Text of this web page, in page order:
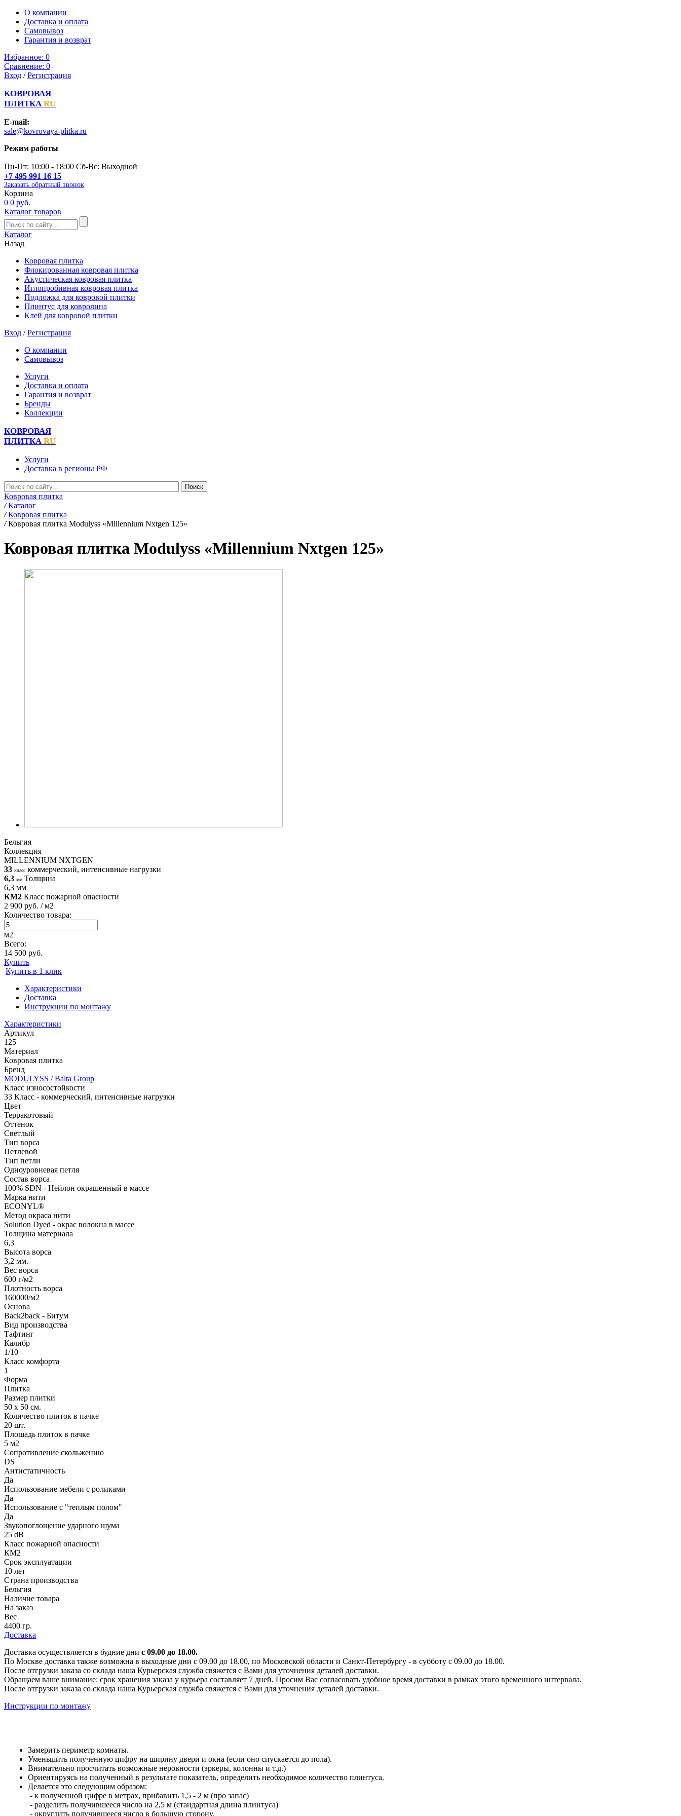
О компании
Доставка и оплата
Самовывоз
Гарантия и возврат
Избранное: 0
Сравнение: 0
Вход /Регистрация
КОВРОВАЯ
ПЛИТКА RU
E-mail:
sale@kovrovaya-plitka.ru
Режим работы
Пн-Пт: 10:00 - 18:00 Сб-Вс: Выходной
+7 495 991 16 15
Заказать обратный звонок
Корзина
0 0 руб.
Каталог товаров
Каталог
Назад
Ковровая плитка
Флокированная ковровая плитка
Акустическая ковровая плитка
Иглопробивная ковровая плитка
Подложка для ковровой плитки
Плинтус для ковролина
Клей для ковровой плитки
Вход /Регистрация
О компании
Самовывоз
Услуги
Доставка и оплата
Гарантия и возврат
Бренды
Коллекции
КОВРОВАЯ
ПЛИТКА RU
Услуги
Доставка в регионы РФ
Ковровая плитка
/ Каталог
/ Ковровая плитка
/ Ковровая плитка Modulyss «Millennium Nxtgen 125»
Ковровая плитка Modulyss «Millennium Nxtgen 125»
Бельгия
Коллекция
MILLENNIUM NXTGEN
33 класс коммерческий, интенсивные нагрузки
6,3 мм Толщина
6,3 мм
КМ2 Класс пожарной опасности
2 900 руб. / м2
Количество товара:
м2
Всего:
14 500 руб.
Купить
Купить в 1 клик
Характеристики
Доставка
Инструкции по монтажу
Характеристики
Артикул
125
Материал
Ковровая плитка
Бренд
MODULYSS / Balta Group
Класс износостойкости
33 Класс - коммерческий, интенсивные нагрузки
Цвет
Терракотовый
Оттенок
Светлый
Тип ворса
Петлевой
Тип петли
Одноуровневая петля
Состав ворса
100% SDN - Нейлон окрашенный в массе
Марка нити
ECONYL®
Метод окраса нити
Solution Dyed - окрас волокна в массе
Толщина материала
6,3
Высота ворса
3,2 мм.
Вес ворса
600 г/м2
Плотность ворса
160000/м2
Основа
Back2back - Битум
Вид производства
Тафтинг
Калибр
1/10
Класс комфорта
1
Форма
Плитка
Размер плитки
50 х 50 см.
Количество плиток в пачке
20 шт.
Площадь плиток в пачке
5 м2
Сопротивление скольжению
DS
Антистатичность
Да
Использование мебели с роликами
Да
Использование с "теплым полом"
Да
Звукопоглощение ударного шума
25 dB
Класс пожарной опасности
КМ2
Срок эксплуатации
10 лет
Страна производства
Бельгия
Наличие товара
На заказ
Вес
4400 гр.
Доставка
Доставка осуществляется в будние дни с 09.00 до 18.00.
По Москве доставка также возможна в выходные дни с 09.00 до 18.00, по Московской области и Санкт-Петербургу - в субботу с 09.00 до 18.00.
После отгрузки заказа со склада наша Курьерская служба свяжется с Вами для уточнения деталей доставки.
Обращаем ваше внимание: срок хранения заказа у курьера составляет 7 дней. Просим Вас согласовать удобное время доставки в рамках этого временного интервала.
После отгрузки заказа со склада наша Курьерская служба свяжется с Вами для уточнения деталей доставки.
Инструкции по монтажу
Замерить периметр комнаты.
Уменьшить полученную цифру на ширину двери и окна (если оно спускается до пола).
Внимательно просчитать возможные неровности (эркеры, колонны и т.д.)
Ориентируясь на полученный в результате показатель, определить необходимое количество плинтуса.
Делается это следующим образом:
- к полученной цифре в метрах, прибавить 1,5 - 2 м (про запас)
- разделить получившееся число на 2,5 м (стандартная длина плинтуса)
- округлить получившееся число в большую сторону.